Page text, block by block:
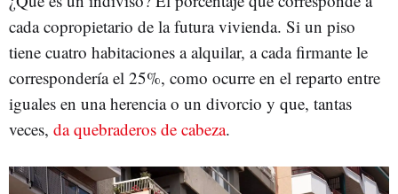
cada copropietario de la futura vivienda. Si un piso
tiene cuatro habitaciones a alquilar, a cada firmante le
correspondería el 25%, como ocurre en el reparto entre
iguales en una herencia o un divorcio y que, tantas
veces, da quebraderos de cabeza.